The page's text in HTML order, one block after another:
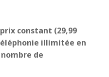
constant (29,99
illimitée en
de